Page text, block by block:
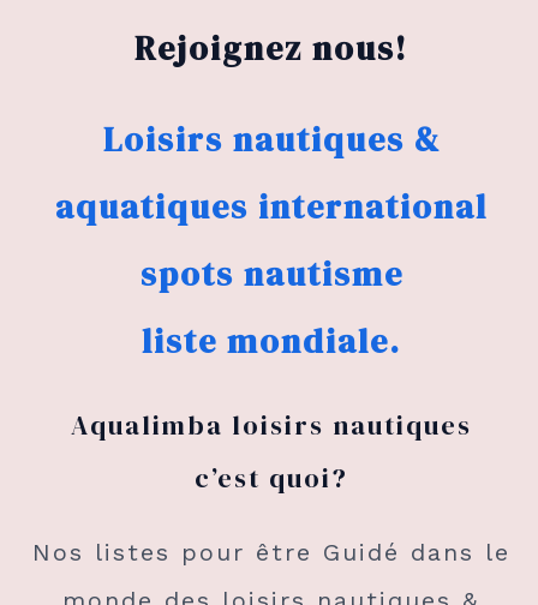
Rejoignez nous!
Loisirs nautiques &
aquatiques international
spots nautisme
liste mondiale.
Aqualimba loisirs nautiques
c’est quoi?
Nos listes pour être Guidé dans le